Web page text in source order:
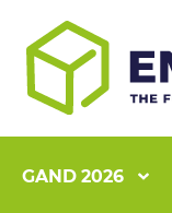
GAND 2026